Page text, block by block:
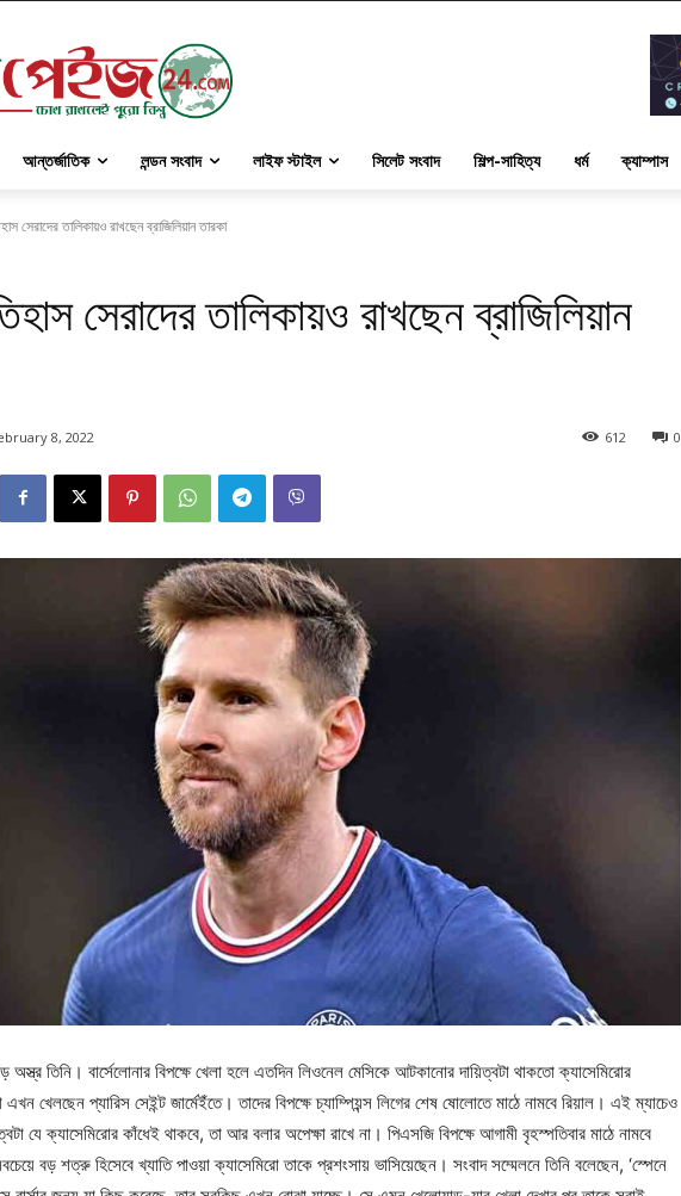
আন্তর্জাতিক লন্ডন সংবাদ লাইফ স্টাইল সিলেট সংবাদ শিল্প-সাহিত্য ধর্ম ক্যাম্পাস
সেরাদের তালিকায়ও রাখছেন ব্রাজিলিয়ান তারকা
সেরাদের তালিকায়ও রাখছেন ব্রাজিলিয়ান
8, 2022 0
612
অস্ত্র তিনি। বার্সেলোনার বিপক্ষে খেলা হলে এতদিন লিওনেল মেসিকে আটকানোর দায়িত্বটা থাকতো ক্যাসেমিরোর
খেলছেন প্যারিস সেইন্ট জার্মেইঁতে। তাদের বিপক্ষে চ্যাম্পিয়ন্স লিগের শেষ ষোলোতে মাঠে নামবে রিয়াল। এই ম্যাচেও
যে ক্যাসেমিরোর কাঁধেই থাকবে, তা আর বলার অপেক্ষা রাখে না। পিএসজি বিপক্ষে আগামী বৃহস্পতিবার মাঠে নামবে
বড় শত্রু হিসেবে খ্যাতি পাওয়া ক্যাসেমিরো তাকে প্রশংসায় ভাসিয়েছেন। সংবাদ সম্মেলনে তিনি বলেছেন, ‘স্পেনে